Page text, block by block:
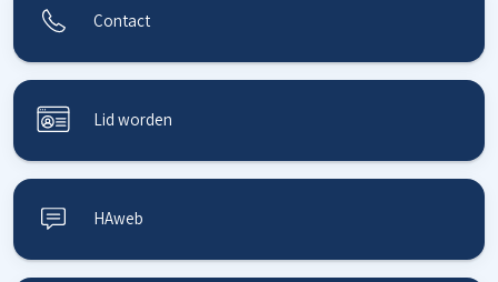
Contact
Lid worden
HAweb